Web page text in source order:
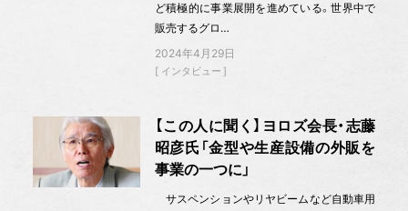
ど積極的に事業展開を進めている。世界中で
販売するグロ…
2024年4月29日
インタビュー
【この人に聞く】ヨロズ会長・志藤
昭彦氏「金型や生産設備の外販を
事業の一つに」
サスペンションやリヤビームなど自動車用